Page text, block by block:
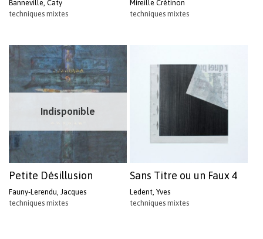
Banneville, Caty
techniques mixtes
Mireille Crétinon
techniques mixtes
Indisponible
Petite Désillusion
Fauny-Lerendu, Jacques
techniques mixtes
Sans Titre ou un Faux 4
Ledent, Yves
techniques mixtes